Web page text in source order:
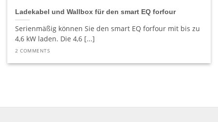
Ladekabel und Wallbox für den smart EQ forfour
Serienmäßig können Sie den smart EQ forfour mit bis zu
4,6 kW laden. Die 4,6 [...]
2 COMMENTS